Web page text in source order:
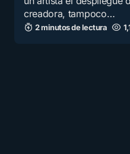
creadora, tampoco…
2 minutos de lectura